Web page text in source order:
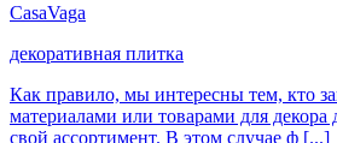
CasaVaga
декоративная плитка
Как правило, мы интересны тем, кто
материалами или товарами для декора
свой ассортимент. В этом случае ф [...]